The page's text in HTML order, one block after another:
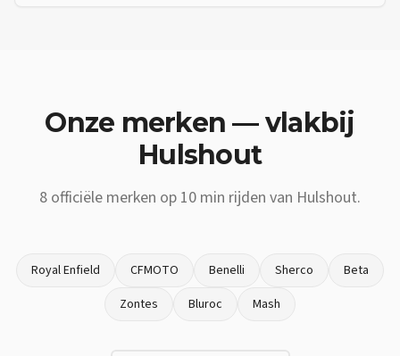
Onze merken — vlakbij
Hulshout
8 officiële merken op 10 min rijden van Hulshout.
Royal Enfield CFMOTO Benelli Sherco
Beta
Zontes
Bluroc Mash